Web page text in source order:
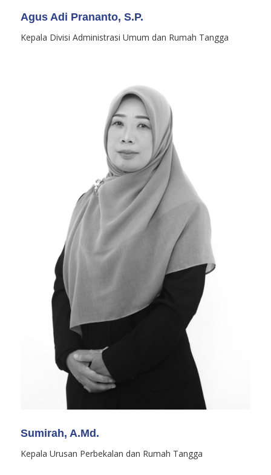
Agus Adi Prananto, S.P.
Kepala Divisi Administrasi Umum dan Rumah Tangga
Sumirah, A.Md.
Kepala Urusan Perbekalan dan Rumah Tangga